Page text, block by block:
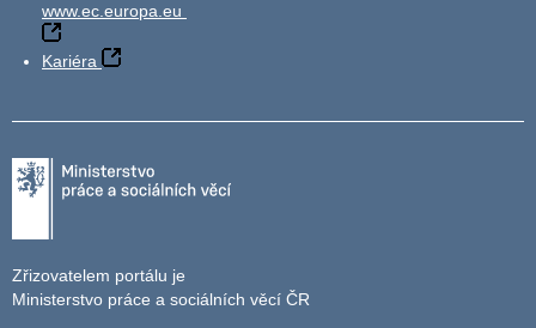
www.ec.europa.eu
Kariéra
Zřizovatelem portálu je
Ministerstvo práce a sociálních věcí ČR